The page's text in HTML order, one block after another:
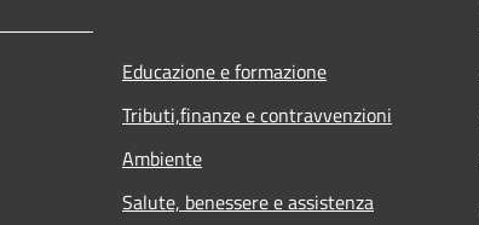
Educazione e formazione
Tributi,finanze e contravvenzioni
Ambiente
Salute, benessere e assistenza